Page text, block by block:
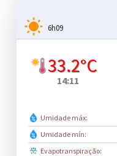
6h09
33.2°C
14:11
Umidade máx:
Umidade mín:
Evapotranspiração: